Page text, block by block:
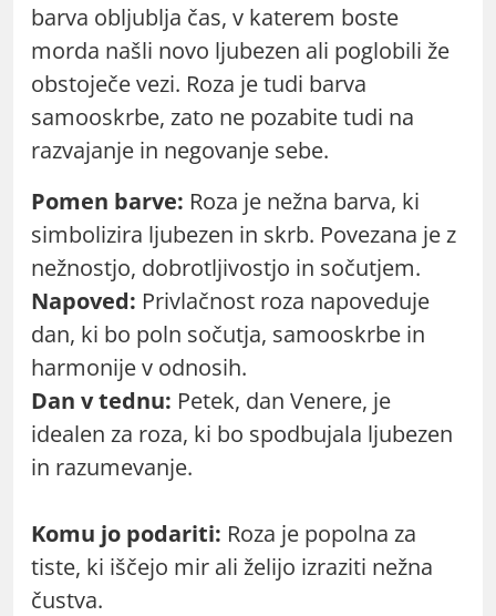
barva obljublja čas, v katerem boste
morda našli novo ljubezen ali poglobili že
obstoječe vezi. Roza je tudi barva
samooskrbe, zato ne pozabite tudi na
razvajanje in negovanje sebe.
Pomen barve: Roza je nežna barva, ki
simbolizira ljubezen in skrb. Povezana je z
nežnostjo, dobrotljivostjo in sočutjem.
Napoved: Privlačnost roza napoveduje
dan, ki bo poln sočutja, samooskrbe in
harmonije v odnosih.
Dan v tednu: Petek, dan Venere, je
idealen za roza, ki bo spodbujala ljubezen
in razumevanje.
Komu jo podariti: Roza je popolna za
tiste, ki iščejo mir ali želijo izraziti nežna
čustva.